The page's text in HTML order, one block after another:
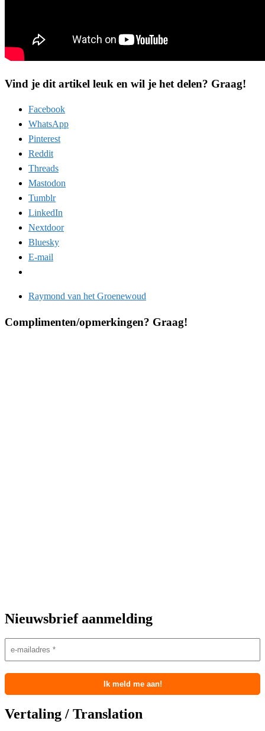
Vind je dit artikel leuk en wil je het delen? Graag!
Facebook
WhatsApp
Pinterest
Reddit
Threads
Mastodon
Tumblr
LinkedIn
Nextdoor
Bluesky
E-mail
Raymond van het Groenewoud
Complimenten/opmerkingen? Graag!
Nieuwsbrief aanmelding
Vertaling / Translation